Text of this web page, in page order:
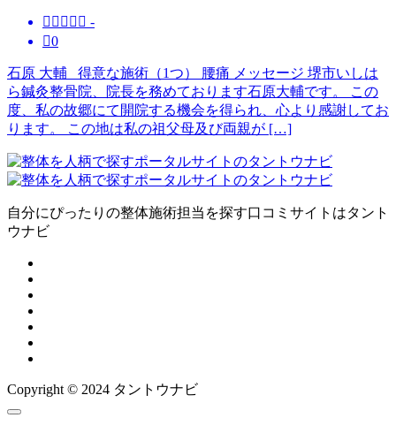
     -
0
石原 大輔 得意な施術（1つ） 腰痛 メッセージ 堺市いしは
ら鍼灸整骨院、院長を務めております石原大輔です。 この
度、私の故郷にて開院する機会を得られ、心より感謝してお
ります。 この地は私の祖父母及び両親が […]
自分にぴったりの整体施術担当を探す口コミサイトはタント
ウナビ
Copyright © 2024 タントウナビ